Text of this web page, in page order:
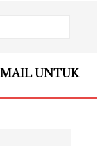
UNTUK